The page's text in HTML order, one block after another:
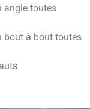
angle toutes
bout à bout toutes